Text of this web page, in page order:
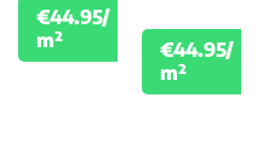
€44.95/
m²
€49.95
€44.95/
m²